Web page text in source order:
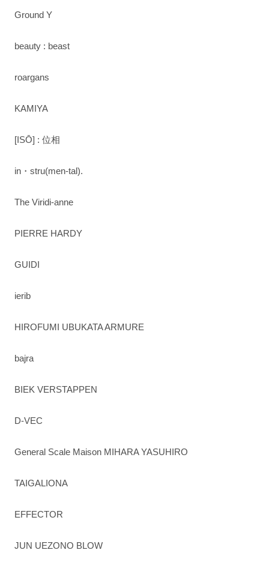
Ground Y
beauty : beast
roargans
KAMIYA
[ISŌ] : 位相
in・stru(men-tal).
The Viridi-anne
PIERRE HARDY
GUIDI
ierib
HIROFUMI UBUKATA ARMURE
bajra
BIEK VERSTAPPEN
D-VEC
General Scale Maison MIHARA YASUHIRO
TAIGALIONA
EFFECTOR
JUN UEZONO BLOW